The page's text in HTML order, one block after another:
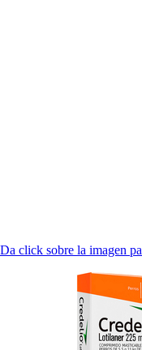
Da click sobre la imagen